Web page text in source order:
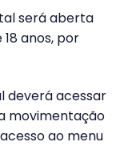
será aberta
anos, por
deverá acessar
movimentação
ao menu